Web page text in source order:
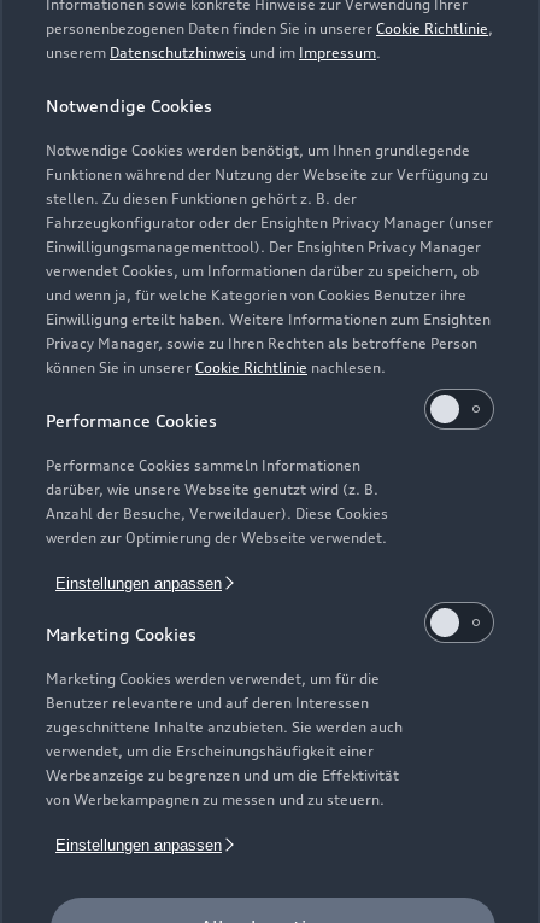
Informationen sowie konkrete Hinweise zur Verwendung Ihrer
personenbezogenen Daten finden Sie in unserer Cookie Richtlinie,
unserem Datenschutzhinweis und im Impressum.
Notwendige Cookies
Notwendige Cookies werden benötigt, um Ihnen grundlegende
Funktionen während der Nutzung der Webseite zur Verfügung zu
stellen. Zu diesen Funktionen gehört z. B. der
Fahrzeugkonfigurator oder der Ensighten Privacy Manager (unser
Einwilligungsmanagementtool). Der Ensighten Privacy Manager
verwendet Cookies, um Informationen darüber zu speichern, ob
und wenn ja, für welche Kategorien von Cookies Benutzer ihre
Einwilligung erteilt haben. Weitere Informationen zum Ensighten
Privacy Manager, sowie zu Ihren Rechten als betroffene Person
können Sie in unserer Cookie Richtlinie nachlesen.
Performance Cookies
Performance Cookies sammeln Informationen
darüber, wie unsere Webseite genutzt wird (z. B.
Anzahl der Besuche, Verweildauer). Diese Cookies
werden zur Optimierung der Webseite verwendet.
Einstellungen anpassen
Marketing Cookies
Marketing Cookies werden verwendet, um für die
Benutzer relevantere und auf deren Interessen
zugeschnittene Inhalte anzubieten. Sie werden auch
verwendet, um die Erscheinungshäufigkeit einer
Werbeanzeige zu begrenzen und um die Effektivität
von Werbekampagnen zu messen und zu steuern.
Einstellungen anpassen
Verkauf
Geöffnet bis18:00
Service
Geöffnet bis18:00
Zurück nach oben
Modelle
Elektromodelle
Plug-in-Hybride
Neuwagensuche
Gebrauchtwagensuche
Geschäftskunden
Service & Zubehör
Saisonale Angebote
Audi Services
Garantie
Audi digital services
myAudi
Support
Audi Code
Häufige Fragen (FAQ)
Audi Online Beratung
Online-Terminvereinbarung
Servicekontakt
Über Audi
Unternehmen
Karriere
Investor Relations
Audi erleben
© 2026 AUDI AG. Alle Rechte vorbehalten
Impressum Rechtliches
Cookie-Richtlinie